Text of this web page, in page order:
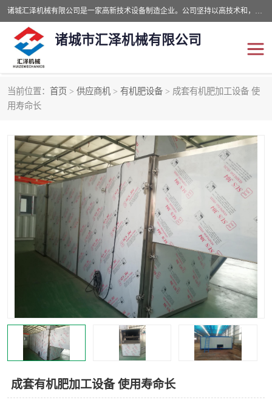
诸城汇泽机械有限公司是一家高新技术设备制造企业。公司坚持以高技术和，高服务于用户，以的环保机械制造设备赢的用户的信赖。现在主要生产死亡畜禽无害化处理和立式和卧式有机肥设备，搅拌机，烘干机，高温发酵机等。污水处理设备，固液分离机。气浮机，化制机等。公司秉承品质，用户至上，科技创新的经营理。
诸城市汇泽机械有限公司
当前位置： 首页 > 供应商机 > 有机肥设备 > 成套有机肥加工设备 使
用寿命长
成套有机肥加工设备 使用寿命长
发酵设备
鸡粪发酵机 有机肥设备
纳米膜好氧发酵堆肥机 粪污烘干酶体机
膜式堆肥机 纳米膜发酵
膜式发酵仓 分子膜堆肥仓
分子膜发酵堆肥设备